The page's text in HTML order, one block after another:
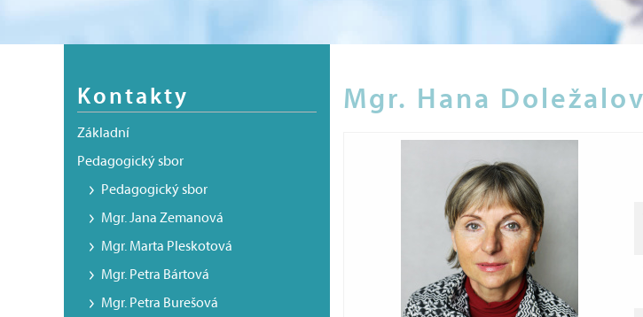
Kontakty
Základní
Pedagogický sbor
Pedagogický sbor
Mgr. Jana Zemanová
Mgr. Marta Pleskotová
Mgr. Petra Bártová
Mgr. Petra Burešová
Mgr. Hana